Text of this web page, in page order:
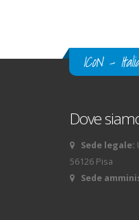
ICoN -
Dove
Sede legale:
56126 Pisa
Sede